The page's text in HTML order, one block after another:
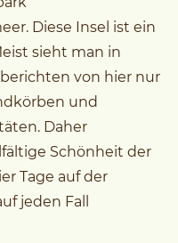
Diese Insel ist ein
sieht man in
von hier nur
und
Daher
Schönheit der
Tage auf der
jeden Fall